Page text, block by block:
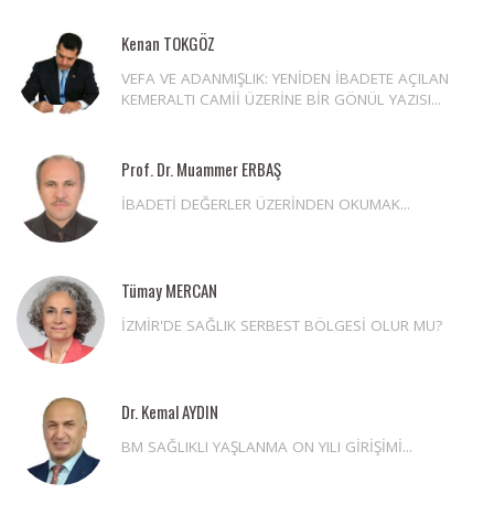
Kenan TOKGÖZ
VEFA VE ADANMIŞLIK: YENİDEN İBADETE AÇILAN
KEMERALTI CAMİİ ÜZERİNE BİR GÖNÜL YAZISI...
Prof. Dr. Muammer ERBAŞ
İBADETİ DEĞERLER ÜZERİNDEN OKUMAK...
Tümay MERCAN
İZMİR'DE SAĞLIK SERBEST BÖLGESİ OLUR MU?
Dr. Kemal AYDIN
BM SAĞLIKLI YAŞLANMA ON YILI GİRİŞİMİ...